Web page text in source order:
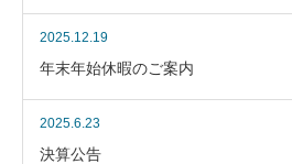
2025.12.19
年末年始休暇のご案内
2025.6.23
決算公告